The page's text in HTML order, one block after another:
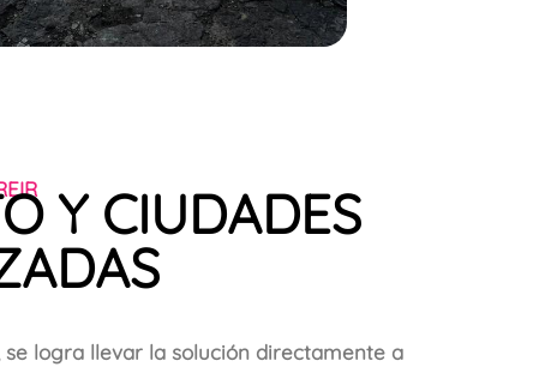
Y CIUDADES
se logra llevar la solución directamente a